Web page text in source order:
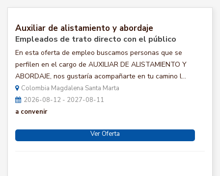
Auxiliar de alistamiento y abordaje
Empleados de trato directo con el público
En esta oferta de empleo buscamos personas que se
perfilen en el cargo de AUXILIAR DE ALISTAMIENTO Y
ABORDAJE, nos gustaría acompañarte en tu camino l...
Colombia Magdalena Santa Marta
2026-08-12 - 2027-08-11
a convenir
Ver Oferta